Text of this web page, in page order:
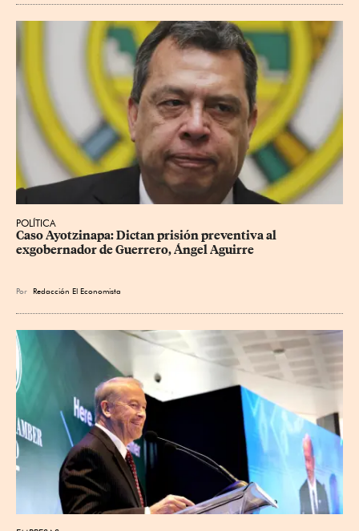
POLÍTICA
Caso Ayotzinapa: Dictan prisión preventiva al
exgobernador de Guerrero, Ángel Aguirre
Por Redacción El Economista